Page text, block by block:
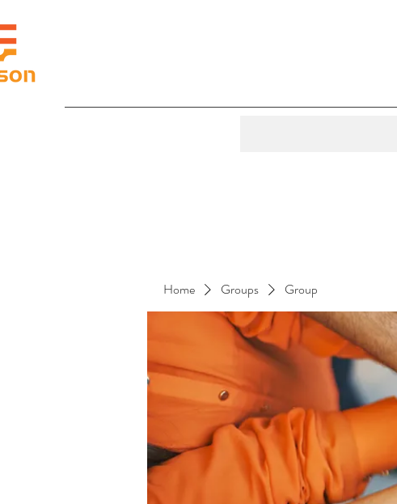
Home Groups Group